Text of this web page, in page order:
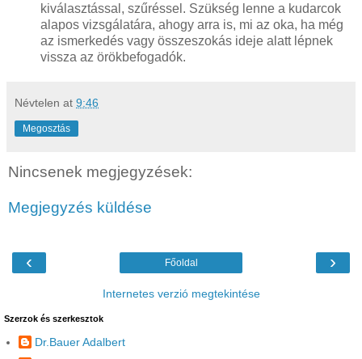
kiválasztással, szűréssel. Szükség lenne a kudarcok
alapos vizsgálatára, ahogy arra is, mi az oka, ha még
az ismerkedés vagy összeszokás ideje alatt lépnek
vissza az örökbefogadók.
Névtelen at 9:46
Megosztás
Nincsenek megjegyzések:
Megjegyzés küldése
‹ ›
Főoldal
Internetes verzió megtekintése
Szerzok és szerkesztok
Dr.Bauer Adalbert